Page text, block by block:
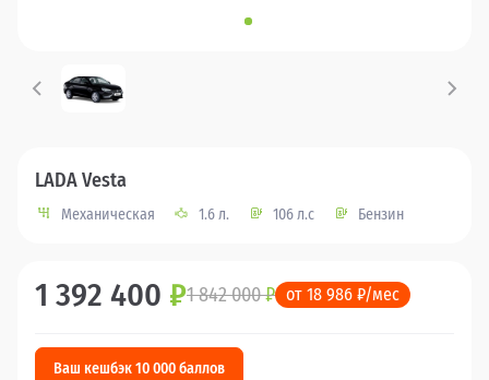
LADA Vesta
Механическая 1.6 л. 106 л.с Бензин
1 392 400 ₽1 842 000₽ от 18 986 ₽/мес
Ваш кешбэк 10 000 баллов